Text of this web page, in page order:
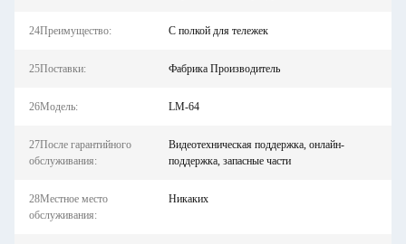
24Преимущество: С полкой для тележек
25Поставки: Фабрика Производитель
26Модель: LM-64
27После гарантийного
обслуживания:
Видеотехническая поддержка, онлайн-
поддержка, запасные части
28Местное место
обслуживания:
Никаких